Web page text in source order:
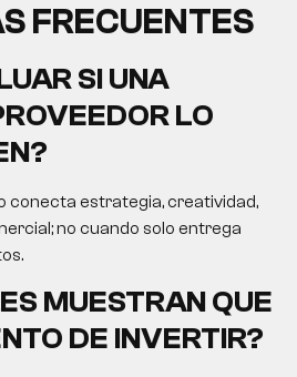
FRECUENTES
SI UNA
LO
conecta estrategia, creatividad,
no cuando solo entrega
MUESTRAN QUE
DE INVERTIR?